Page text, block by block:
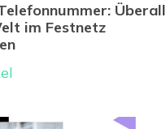
Überall
im Festnetz